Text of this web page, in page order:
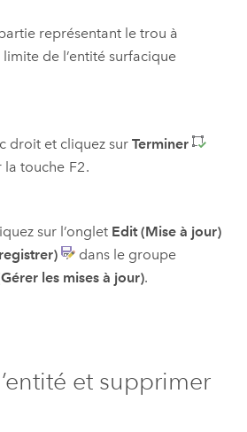
représentant le trou à
de l’entité surfacique
droit et cliquez sur Terminer
la touche F2.
sur l’onglet Edit (Mise à jour)
dans le groupe
les mises à jour).
et supprimer